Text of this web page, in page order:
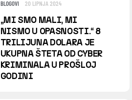
BLOGOVI 20 LIPNJA 2024
„MI SMO MALI, MI
NISMO U OPASNOSTI.“ 8
TRILIJUNA DOLARA JE
UKUPNA ŠTETA OD CYBER
KRIMINALA U PROŠLOJ
GODINI